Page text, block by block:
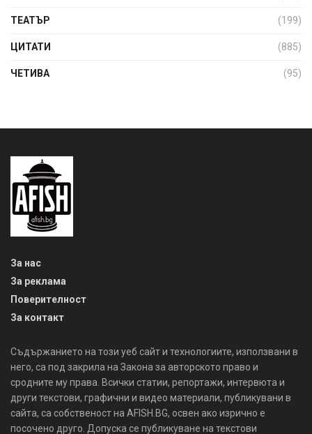
ТЕАТЪР (199)
ЦИТАТИ (885)
ЧЕТИВА (95)
За нас
За реклама
Поверителност
За контакт
Съдържанието на този уеб сайт и технологиите, използвани в
него, са под закрила на Закона за авторското право и
сродните му права. Всички статии, репортажи, интервюта и
други текстови, графични и видео материали, публикувани в
сайта, са собственост на AFISH.BG, освен ако изрично е
посочено друго. Допуска се публикуване на текстови